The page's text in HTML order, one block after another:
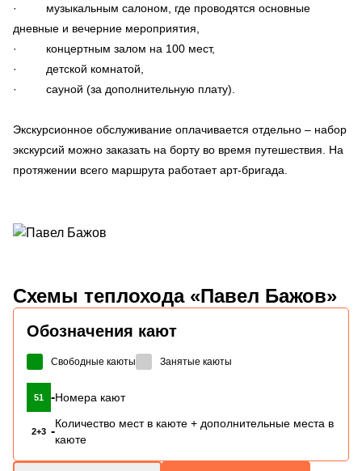
· музыкальным салоном, где проводятся основные
дневные и вечерние мероприятия,
· концертным залом на 100 мест,
· детской комнатой,
· сауной (за дополнительную плату).
Экскурсионное обслуживание оплачивается отдельно – набор
экскурсий можно заказать на борту во время путешествия. На
протяжении всего маршрута работает арт-бригада.
Схемы теплохода «Павел Бажов»
Обозначения кают
Свободные каюты Занятые каюты
51 -Номера кают
2+3 -
Количество мест в каюте + дополнительные места в
каюте